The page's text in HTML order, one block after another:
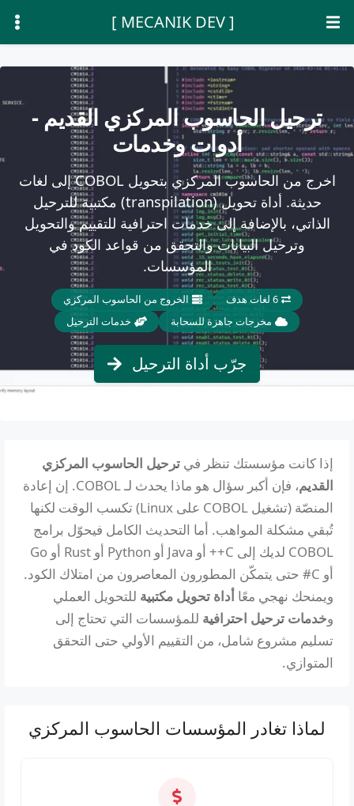
[ MECANIK DEV ]
ترحيل الحاسوب المركزي القديم -
أدوات وخدمات
اخرج من الحاسوب المركزي بتحويل COBOL إلى لغات
حديثة. أداة تحويل (transpilation) مكتبية للترحيل
الذاتي، بالإضافة إلى خدمات احترافية للتقييم والتحويل
وترحيل البيانات والتحقق من قواعد الكود في
المؤسسات.
6 لغات هدف
الخروج من الحاسوب المركزي
مخرجات جاهزة للسحابة
خدمات الترحيل
جرّب أداة الترحيل
إذا كانت مؤسستك تنظر في ترحيل الحاسوب المركزي
القديم
، فإن أكبر سؤال هو ماذا يحدث لـ COBOL. إن إعادة
المنصّة (تشغيل COBOL على Linux) تكسب الوقت لكنها
تُبقي مشكلة المواهب. أما التحديث الكامل فيحوّل برامج
COBOL لديك إلى C++ أو Java أو Python أو Rust أو Go
أو C# حتى يتمكّن المطورون المعاصرون من امتلاك الكود.
ويمنحك نهجي معًا أداة تحويل مكتبية للتحويل العملي
وخدمات ترحيل احترافية للمؤسسات التي تحتاج إلى
تسليم مشروع شامل، من التقييم الأولي حتى التحقق
المتوازي.
لماذا تغادر المؤسسات الحاسوب المركزي